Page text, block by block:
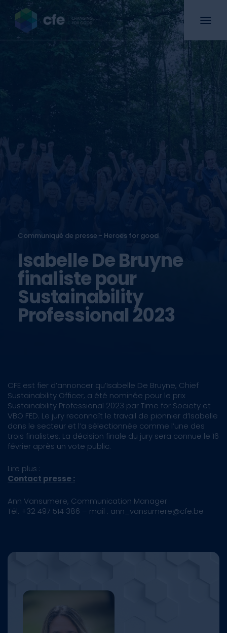
Communiqué de presse - Heroes for good
Isabelle De Bruyne
finaliste pour
Sustainability
Professional 2023
CFE est fier d’annoncer qu’Isabelle De Bruyne, Chief
Sustainability Officer, a été nominée pour le prix
Sustainability Professional 2023 par Time for Society et
VBO FED. Le jury reconnaît le travail de pionnier d’Isabelle
dans le secteur et l’a sélectionnée comme l’une des
trois finalistes. La décision finale du jury sera connue le 16
février après un vote public.
Lire plus :
Contact presse :
Ann Vansumere, Communication Manager
Tél: +32 497 514 386 – mail : ann_vansumere@cfe.be